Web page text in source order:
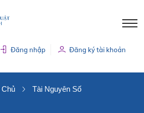
Đăng nhập Đăng ký tài khoản
Chủ Tài Nguyên Số